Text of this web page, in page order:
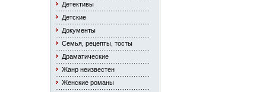
Детективы
Детские
Документы
Семья, рецепты, тосты
Драматические
Жанр неизвестен
Женские романы